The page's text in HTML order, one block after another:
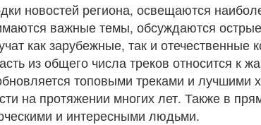
новостей региона, освещаются
важные темы, обсуждаются
как зарубежные, так и отечественные
из общего числа треков относится к
топовыми треками и лучшими
на протяжении многих лет. Также в
и интересными людьми.